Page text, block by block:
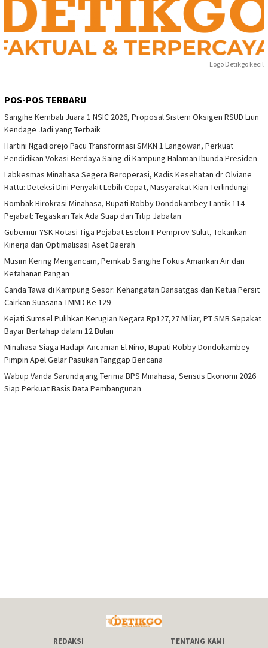
Logo Detikgo kecil
POS-POS TERBARU
Sangihe Kembali Juara 1 NSIC 2026, Proposal Sistem Oksigen RSUD Liun
Kendage Jadi yang Terbaik
Hartini Ngadiorejo Pacu Transformasi SMKN 1 Langowan, Perkuat
Pendidikan Vokasi Berdaya Saing di Kampung Halaman Ibunda Presiden
Labkesmas Minahasa Segera Beroperasi, Kadis Kesehatan dr Olviane
Rattu: Deteksi Dini Penyakit Lebih Cepat, Masyarakat Kian Terlindungi
Rombak Birokrasi Minahasa, Bupati Robby Dondokambey Lantik 114
Pejabat: Tegaskan Tak Ada Suap dan Titip Jabatan
Gubernur YSK Rotasi Tiga Pejabat Eselon II Pemprov Sulut, Tekankan
Kinerja dan Optimalisasi Aset Daerah
Musim Kering Mengancam, Pemkab Sangihe Fokus Amankan Air dan
Ketahanan Pangan
Canda Tawa di Kampung Sesor: Kehangatan Dansatgas dan Ketua Persit
Cairkan Suasana TMMD Ke 129
Kejati Sumsel Pulihkan Kerugian Negara Rp127,27 Miliar, PT SMB Sepakat
Bayar Bertahap dalam 12 Bulan
Minahasa Siaga Hadapi Ancaman El Nino, Bupati Robby Dondokambey
Pimpin Apel Gelar Pasukan Tanggap Bencana
Wabup Vanda Sarundajang Terima BPS Minahasa, Sensus Ekonomi 2026
Siap Perkuat Basis Data Pembangunan
REDAKSI TENTANG KAMI